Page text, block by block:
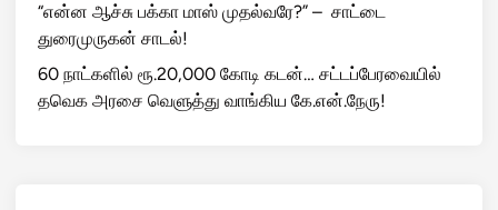
“என்ன ஆச்சு பக்கா மாஸ் முதல்வரே?” – சாட்டை
துரைமுருகன் சாடல்!
60 நாட்களில் ரூ.20,000 கோடி கடன்… சட்டப்பேரவையில்
தவெக அரசை வெளுத்து வாங்கிய கே.என்.நேரு!